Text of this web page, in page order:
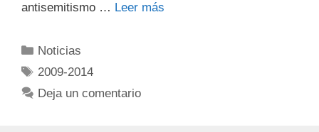
antisemitismo … Leer más
Noticias
2009-2014
Deja un comentario